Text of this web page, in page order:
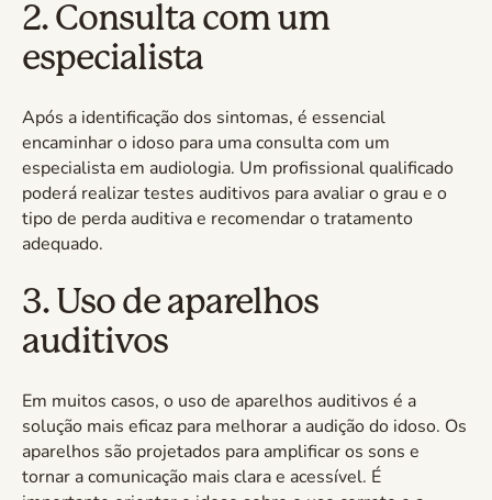
2. Consulta com um
especialista
Após a identificação dos sintomas, é essencial
encaminhar o idoso para uma consulta com um
especialista em audiologia. Um profissional qualificado
poderá realizar testes auditivos para avaliar o grau e o
tipo de perda auditiva e recomendar o tratamento
adequado.
3. Uso de aparelhos
auditivos
Em muitos casos, o uso de aparelhos auditivos é a
solução mais eficaz para melhorar a audição do idoso. Os
aparelhos são projetados para amplificar os sons e
tornar a comunicação mais clara e acessível. É